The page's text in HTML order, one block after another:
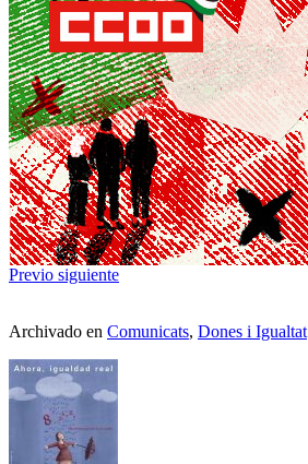
Previo siguiente
Archivado en Comunicats, Dones i Igualtat